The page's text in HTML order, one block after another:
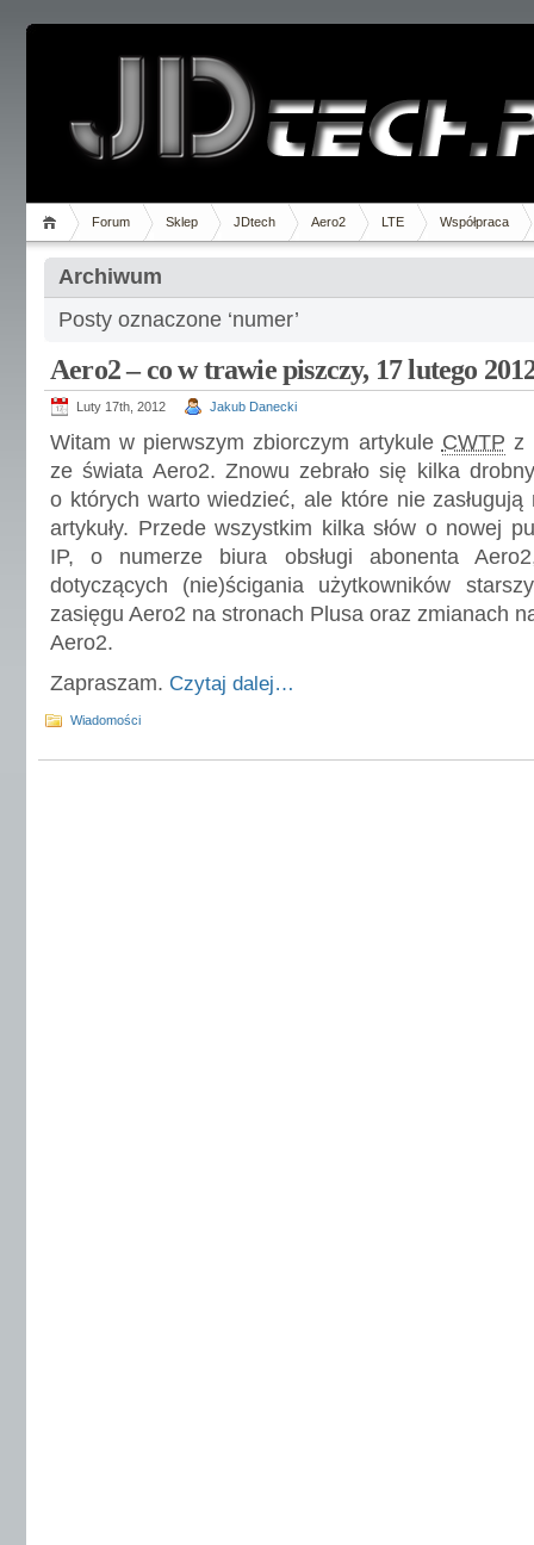
Forum Sklep JDtech Aero2 LTE Współpraca
Archiwum
Posty oznaczone ‘numer’
Aero2 – co w trawie piszczy, 17 lutego
Luty 17th, 2012 Jakub Danecki
Witam w pierwszym zbiorczym artykule CWTP z
ze świata Aero2. Znowu zebrało się kilka
o których warto wiedzieć, ale które nie zasługują
artykuły. Przede wszystkim kilka słów o nowej
IP, o numerze biura obsługi abonenta
dotyczących (nie)ścigania użytkowników
zasięgu Aero2 na stronach Plusa oraz zmianach
Aero2.
Zapraszam. Czytaj dalej…
Wiadomości